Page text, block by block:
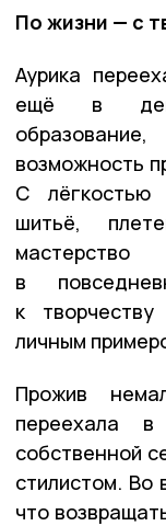
По жизни — с
Аурика
ещё в
возможность
С лёгкостью
шитьё,
в
к
личным
Прожив
переехала
собственной
стилистом. Во
что